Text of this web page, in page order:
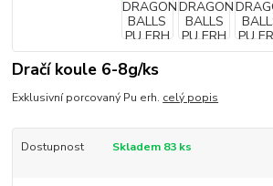
Dračí koule 6-8g/ks
Exklusivní porcovaný Pu erh. celý popis
Dostupnost Skladem 83 ks